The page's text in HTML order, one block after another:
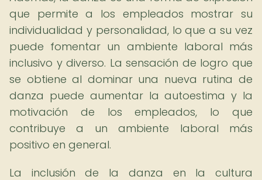
que permite a los empleados mostrar su
individualidad y personalidad, lo que a su vez
puede fomentar un ambiente laboral más
inclusivo y diverso. La sensación de logro que
se obtiene al dominar una nueva rutina de
danza puede aumentar la autoestima y la
motivación de los empleados, lo que
contribuye a un ambiente laboral más
positivo en general.
La inclusión de la danza en la cultura